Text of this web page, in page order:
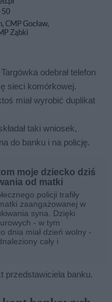
odebrał telefon
sieci komórkowej.
miał wyrobić duplikat
taki wniosek,
do banku i na policję.
moje dziecko dziś
od matki
policji trafiły
zaangażowanej w
syna. Dzięki
- w tym
dnia miał dzień wolny -
cały i
przedstawiciela banku.